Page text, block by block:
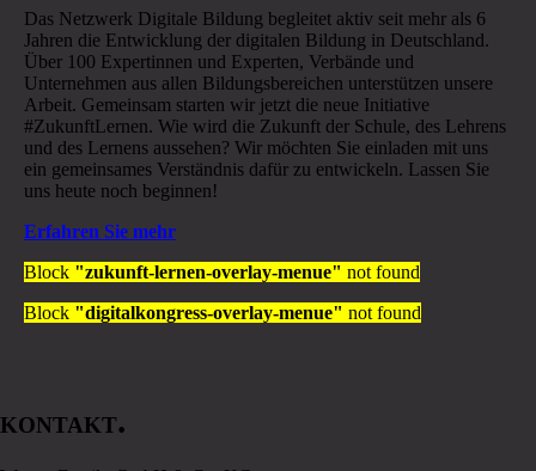
Das Netzwerk Digitale Bildung begleitet aktiv seit mehr als 6
Jahren die Entwicklung der digitalen Bildung in Deutschland.
Über 100 Expertinnen und Experten, Verbände und
Unternehmen aus allen Bildungsbereichen unterstützen unsere
Arbeit. Gemeinsam starten wir jetzt die neue Initiative
#ZukunftLernen. Wie wird die Zukunft der Schule, des Lehrens
und des Lernens aussehen? Wir möchten Sie einladen mit uns
ein gemeinsames Verständnis dafür zu entwickeln. Lassen Sie
uns heute noch beginnen!
Erfahren Sie mehr
Block "zukunft-lernen-overlay-menue" not found
Block "digitalkongress-overlay-menue" not found
KONTAKT.